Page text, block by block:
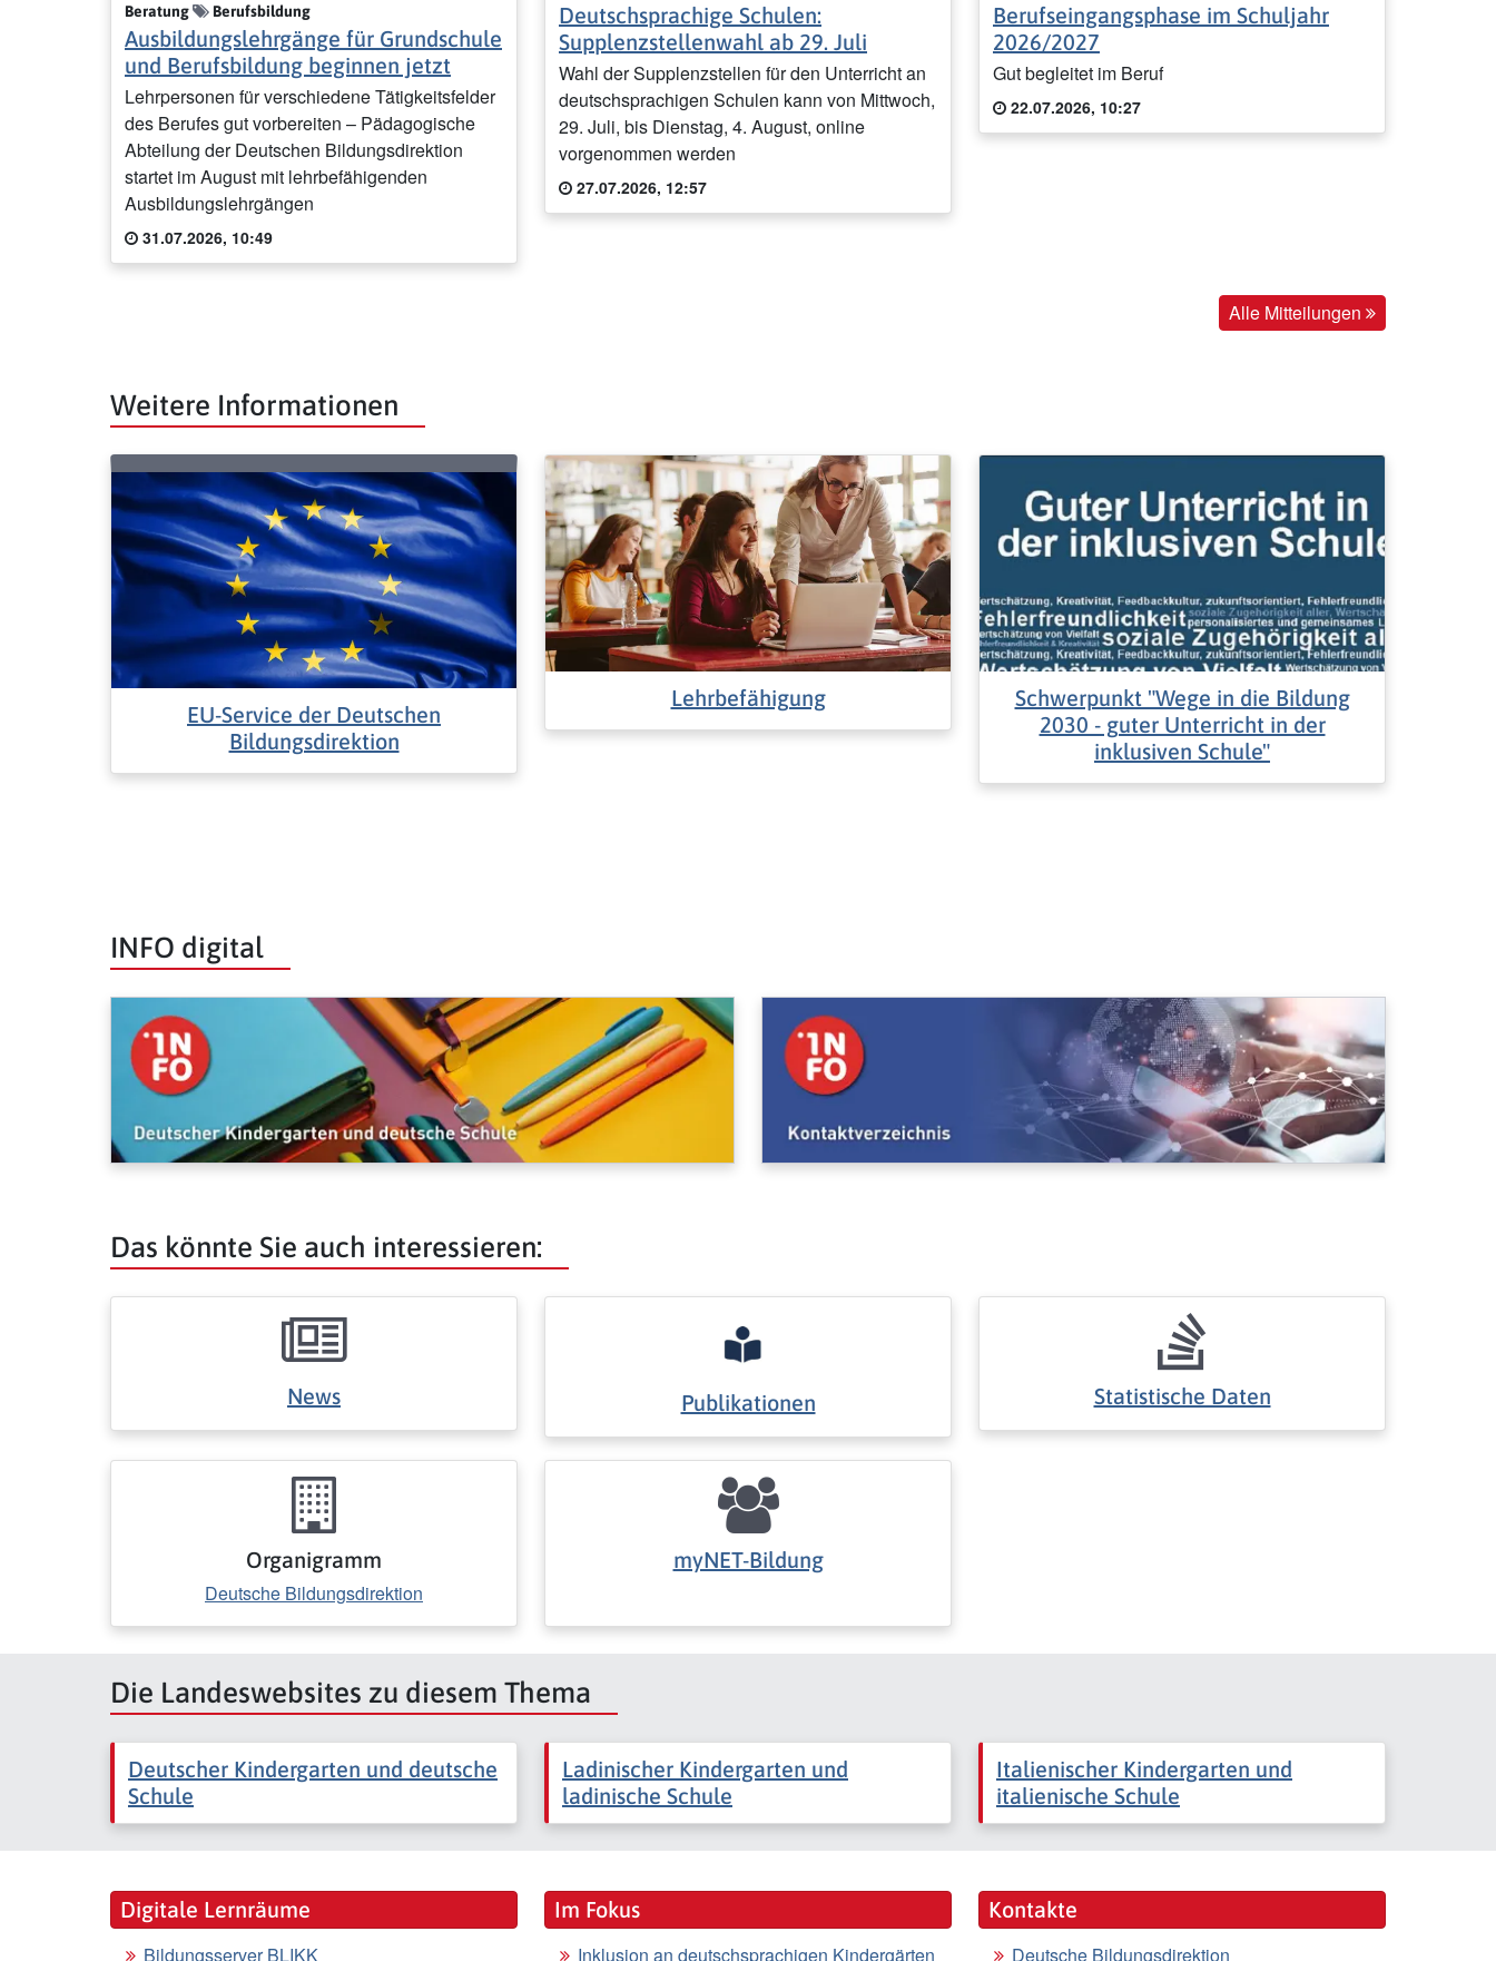
Beratung
Berufsbildung
Ausbildungslehrgänge für Grundschule
und Berufsbildung beginnen jetzt
Lehrpersonen für verschiedene Tätigkeitsfelder
des Berufes gut vorbereiten – Pädagogische
Abteilung der Deutschen Bildungsdirektion
startet im August mit lehrbefähigenden
Ausbildungslehrgängen
31.07.2026, 10:49
Deutschsprachige Schulen:
Supplenzstellenwahl ab 29. Juli
Wahl der Supplenzstellen für den Unterricht an
deutschsprachigen Schulen kann von Mittwoch,
29. Juli, bis Dienstag, 4. August, online
vorgenommen werden
27.07.2026, 12:57
Berufseingangsphase im Schuljahr
2026/2027
Gut begleitet im Beruf
22.07.2026, 10:27
Alle Mitteilungen
Weitere Informationen
EU-Service der Deutschen
Bildungsdirektion
Lehrbefähigung
Schwerpunkt "Wege in die Bildung
2030 - guter Unterricht in der
inklusiven Schule"
INFO digital
Das könnte Sie auch interessieren:
News Publikationen Statistische Daten
Organigramm
Deutsche Bildungsdirektion
myNET-Bildung
Die Landeswebsites zu diesem Thema
Deutscher Kindergarten und deutsche
Schule
Ladinischer Kindergarten und
ladinische Schule
Italienischer Kindergarten und
italienische Schule
Digitale Lernräume
Bildungsserver BLIKK
Im Fokus
Inklusion an deutschsprachigen Kindergärten
Kontakte
Deutsche Bildungsdirektion